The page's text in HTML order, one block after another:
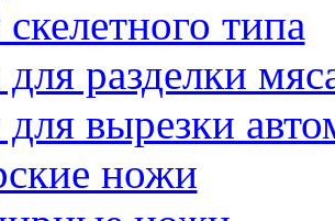
типа
разделки
вырезки
ножи